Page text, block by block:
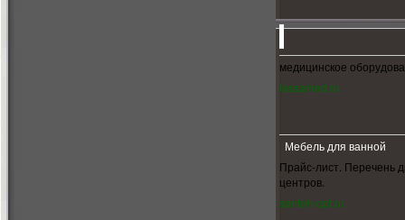
медицинское
lassamed.ru
Мебель для ванной
Прайс-лист. Перечень
центров.
santeh-opt.ru